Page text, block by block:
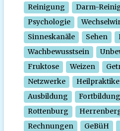
Reinigung
Darm-
Psychologie
Sinneskanäle
Sehen
Wachbewusstsein
Fruktose
Weizen
Netzwerke
Ausbildung
Fortbildung
Rottenburg
Rechnungen
GeBüH